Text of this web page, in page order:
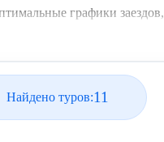
графики заездов,
Найдено туров:11